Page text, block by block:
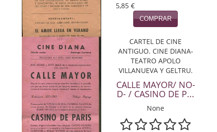
5,85 €
COMPRAR
CARTEL DE CINE
ANTIGUO. CINE DIANA-
TEATRO APOLO
VILLANUEVA Y GELTRU.
CALLE MAYOR/ NO-
D- / CASINO DE P...
None